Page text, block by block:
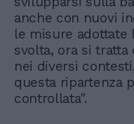
anche con nuovi
le misure adottate
svolta, ora si
nei diversi
questa ripartenza
controllata".